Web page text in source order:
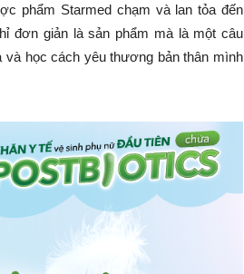
phẩm Starmed chạm và lan tỏa đến
đơn giản là sản phẩm mà là một câu
học cách yêu thương bản thân mình